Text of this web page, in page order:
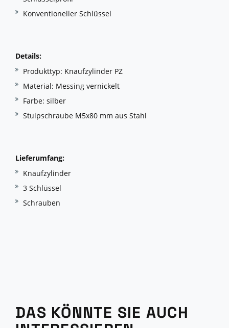
Konventioneller Schlüssel
Details:
Produkttyp: Knaufzylinder PZ
Material: Messing vernickelt
Farbe: silber
Stulpschraube M5x80 mm aus Stahl
Lieferumfang:
Knaufzylinder
3 Schlüssel
Schrauben
DAS KÖNNTE SIE AUCH